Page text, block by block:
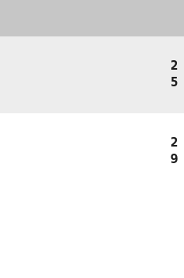
2
5
2
9